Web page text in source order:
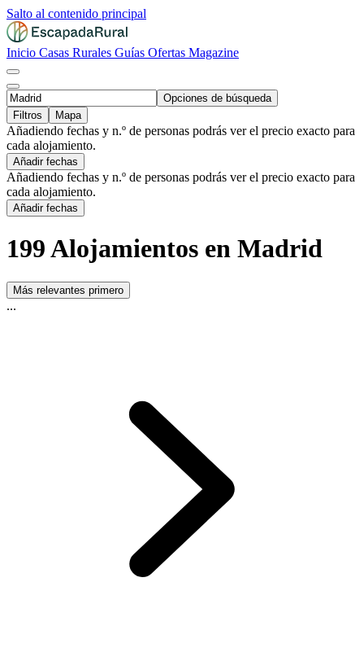
Salto al contenido principal
Inicio Casas Rurales Guías Ofertas Magazine
Opciones de búsqueda
Filtros
Mapa
Añadiendo fechas y n.º de personas podrás ver el precio exacto para
cada alojamiento.
Añadir fechas
Añadiendo fechas y n.º de personas podrás ver el precio exacto para
cada alojamiento.
Añadir fechas
199 Alojamientos en Madrid
Más relevantes primero
...